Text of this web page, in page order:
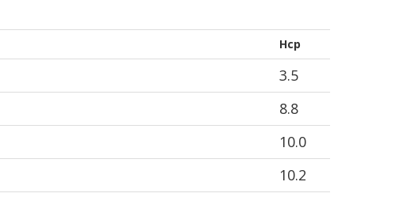
Hcp
3.5
8.8
10.0
10.2